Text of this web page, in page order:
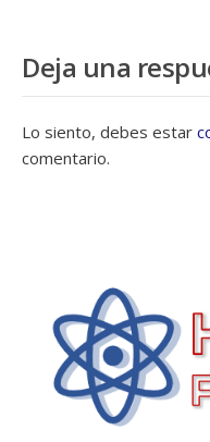
Deja una
Lo siento, debes estar
comentario.